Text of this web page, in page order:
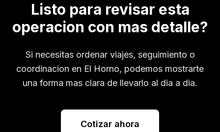
Listo para revisar esta
operacion con mas detalle?
Si necesitas ordenar viajes, seguimiento o
coordinacion en El Horno, podemos mostrarte
una forma mas clara de llevarlo al dia a dia.
Cotizar ahora